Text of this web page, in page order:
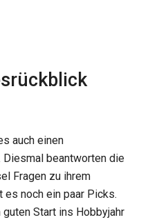
auch einen
beantworten die
Fragen zu ihrem
es noch ein paar Picks.
Start ins Hobbyjahr